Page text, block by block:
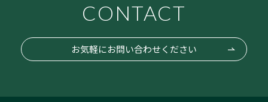
CONTACT
お気軽にお問い合わせください